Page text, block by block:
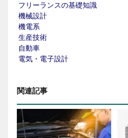
フリーランスの基礎知識
機械設計
機電系
生産技術
自動車
電気・電子設計
関連記事